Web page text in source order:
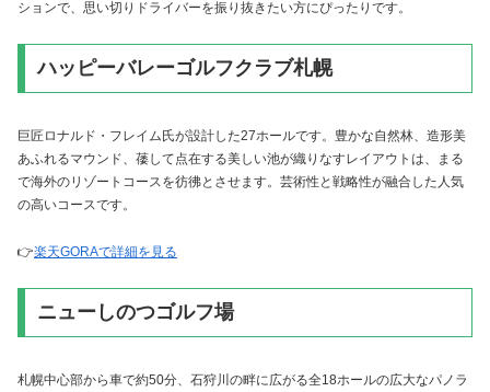
ションで、思い切りドライバーを振り抜きたい方にぴったりです。
ハッピーバレーゴルフクラブ札幌
巨匠ロナルド・フレイム氏が設計した27ホールです。豊かな自然林、造形美
あふれるマウンド、䔀して点在する美しい池が織りなすレイアウトは、まる
で海外のリゾートコースを彷彿とさせます。芸術性と戦略性が融合した人気
の高いコースです。
👉楽天GORAで詳細を見る
ニューしのつゴルフ場
札幌中心部から車で約50分、石狩川の畔に広がる全18ホールの広大なパノラ